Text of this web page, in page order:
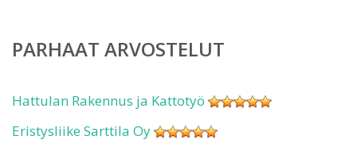
PARHAAT ARVOSTELUT
Hattulan Rakennus ja Kattotyö
Eristysliike Sarttila Oy